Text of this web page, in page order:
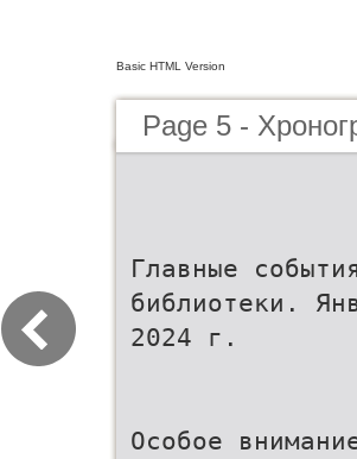
Basic HTML Version
Page 5 -
Главные события
библиотеки.
2024 г.
Особое